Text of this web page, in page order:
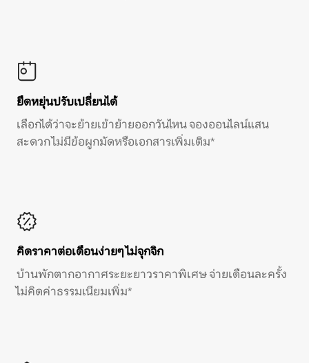
ยืดหยุ่นปรับเปลี่ยนได้
เลือกได้ว่าจะย้ายเข้าย้ายออกวันไหน จองออนไลน์แสน
สะดวก ไม่มีข้อผูกมัดหรือเอกสารเพิ่มเติม*
คิดราคาต่อเดือนง่ายๆ ไม่จุกจิก
บ้านพักตากอากาศระยะยาวราคาพิเศษ จ่ายเดือนละครั้ง
ไม่คิดค่าธรรมเนียมเพิ่ม*